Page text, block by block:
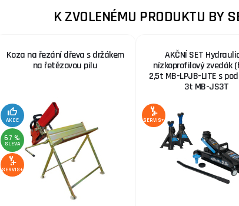
K ZVOLENÉMU PRODUKTU BY
Koza na řezání dřeva s držákem
na řetězovou pilu
AKCE
67 %
SLEVA
SERVIS+
AKČNÍ SET
nízkoprofilový zvedák
2,5t MB-LPJB-LITE s
3t MB-JS3T
SERVIS+